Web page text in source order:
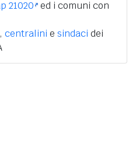
21020 ed i comuni con
, centralini e sindaci dei